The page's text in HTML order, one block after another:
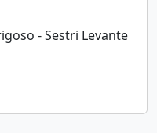
- Sestri Levante